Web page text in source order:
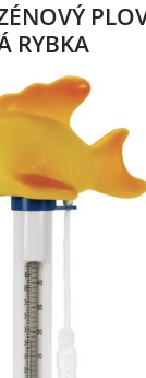
RYBKA